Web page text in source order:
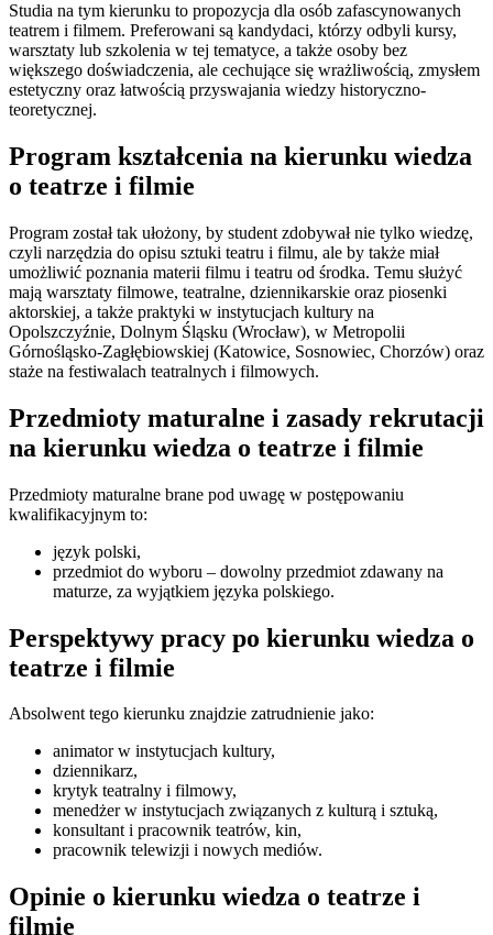
Studia na tym kierunku to propozycja dla osób zafascynowanych
teatrem i filmem. Preferowani są kandydaci, którzy odbyli kursy,
warsztaty lub szkolenia w tej tematyce, a także osoby bez
większego doświadczenia, ale cechujące się wrażliwością, zmysłem
estetyczny oraz łatwością przyswajania wiedzy historyczno-
teoretycznej.
Program kształcenia na kierunku wiedza
o teatrze i filmie
Program został tak ułożony, by student zdobywał nie tylko wiedzę,
czyli narzędzia do opisu sztuki teatru i filmu, ale by także miał
umożliwić poznania materii filmu i teatru od środka. Temu służyć
mają warsztaty filmowe, teatralne, dziennikarskie oraz piosenki
aktorskiej, a także praktyki w instytucjach kultury na
Opolszczyźnie, Dolnym Śląsku (Wrocław), w Metropolii
Górnośląsko-Zagłębiowskiej (Katowice, Sosnowiec, Chorzów) oraz
staże na festiwalach teatralnych i filmowych.
Przedmioty maturalne i zasady rekrutacji
na kierunku wiedza o teatrze i filmie
Przedmioty maturalne brane pod uwagę w postępowaniu
kwalifikacyjnym to:
język polski,
przedmiot do wyboru – dowolny przedmiot zdawany na
maturze, za wyjątkiem języka polskiego.
Perspektywy pracy po kierunku wiedza o
teatrze i filmie
Absolwent tego kierunku znajdzie zatrudnienie jako:
animator w instytucjach kultury,
dziennikarz,
krytyk teatralny i filmowy,
menedżer w instytucjach związanych z kulturą i sztuką,
konsultant i pracownik teatrów, kin,
pracownik telewizji i nowych mediów.
Opinie o kierunku wiedza o teatrze i
filmie